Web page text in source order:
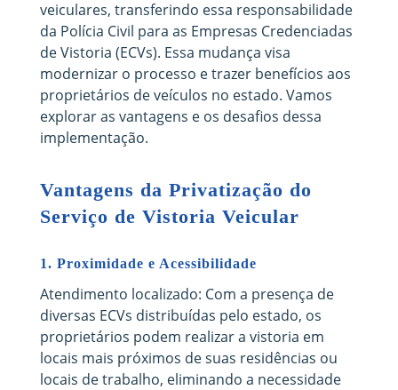
veiculares, transferindo essa responsabilidade
da Polícia Civil para as Empresas Credenciadas
de Vistoria (ECVs). Essa mudança visa
modernizar o processo e trazer benefícios aos
proprietários de veículos no estado. Vamos
explorar as vantagens e os desafios dessa
implementação.
Vantagens da Privatização do
Serviço de Vistoria Veicular
1. Proximidade e Acessibilidade
Atendimento localizado: Com a presença de
diversas ECVs distribuídas pelo estado, os
proprietários podem realizar a vistoria em
locais mais próximos de suas residências ou
locais de trabalho, eliminando a necessidade